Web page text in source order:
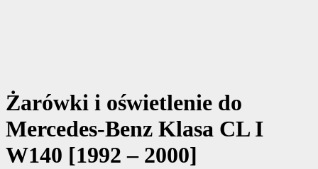
Żarówki i oświetlenie do
Mercedes-Benz Klasa CL I
W140 [1992 – 2000]